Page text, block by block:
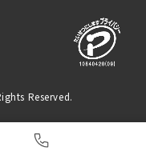
Reserved.